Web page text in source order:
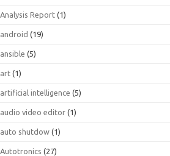
Analysis Report (1)
android (19)
ansible (5)
art (1)
artificial intelligence (5)
audio video editor (1)
auto shutdow (1)
Autotronics (27)